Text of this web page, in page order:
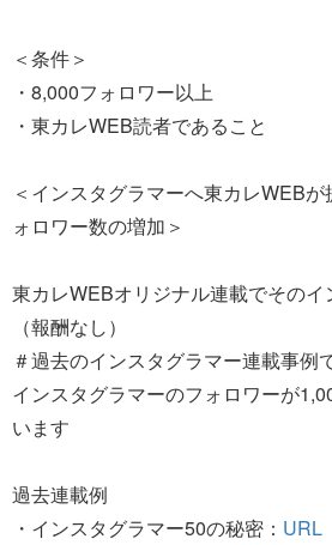
＜条件＞
・8,000フォロワー以上
・東カレWEB読者であること
＜インスタグラマーへ東カレWEB
ォロワー数の増加＞
東カレWEBオリジナル連載でその
（報酬なし）
＃過去のインスタグラマー連載事例
インスタグラマーのフォロワーが
います
過去連載例
・インスタグラマー50の秘密： URL